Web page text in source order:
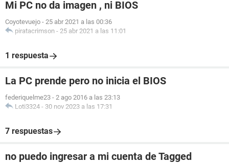
Mi PC no da imagen , ni BIOS
Coyotevuejo - 25 abr 2021 a las 00:36
piratacrimson - 25 abr 2021 a las 11:01
1 respuesta
La PC prende pero no inicia el BIOS
federiquelme23 - 2 ago 2016 a las 23:13
Loti3324 - 30 nov 2023 a las 17:31
7 respuestas
no puedo ingresar a mi cuenta de Tagged